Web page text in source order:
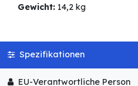
Gewicht: 14,2 kg
Spezifikationen
EU-Verantwortliche Person